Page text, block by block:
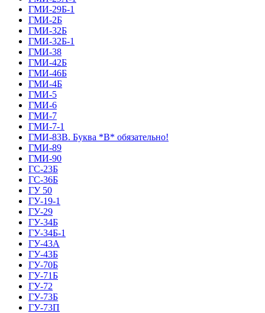
ГМИ-29Б-1
ГМИ-2Б
ГМИ-32Б
ГМИ-32Б-1
ГМИ-38
ГМИ-42Б
ГМИ-46Б
ГМИ-4Б
ГМИ-5
ГМИ-6
ГМИ-7
ГМИ-7-1
ГМИ-83В. Буква *В* обязательно!
ГМИ-89
ГМИ-90
ГС-23Б
ГС-36Б
ГУ 50
ГУ-19-1
ГУ-29
ГУ-34Б
ГУ-34Б-1
ГУ-43А
ГУ-43Б
ГУ-70Б
ГУ-71Б
ГУ-72
ГУ-73Б
ГУ-73П